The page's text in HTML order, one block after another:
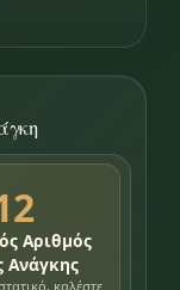
Αριθμός
Ανάγκης
καλέστε